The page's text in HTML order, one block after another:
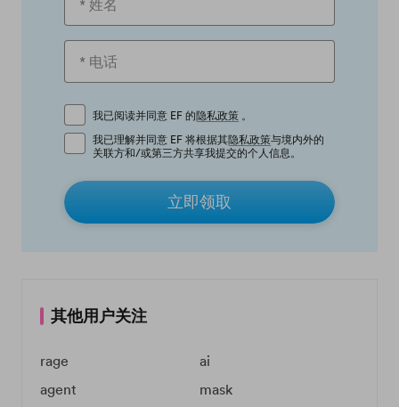
我已阅读并同意 EF 的隐私政策 。
我已理解并同意 EF 将根据其隐私政策与境内外的
关联方和/或第三方共享我提交的个人信息。
立即领取
其他用户关注
rage
ai
agent
mask